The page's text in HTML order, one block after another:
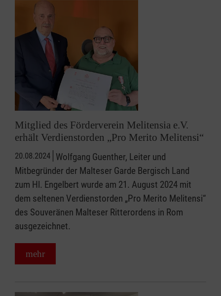
Mitglied des Förderverein Melitensia e.V.
erhält Verdienstorden „Pro Merito Melitensi“
20.08.2024 Wolfgang Guenther, Leiter und
Mitbegründer der Malteser Garde Bergisch Land
zum Hl. Engelbert wurde am 21. August 2024 mit
dem seltenen Verdienstorden „Pro Merito Melitensi“
des Souveränen Malteser Ritterordens in Rom
ausgezeichnet.
mehr